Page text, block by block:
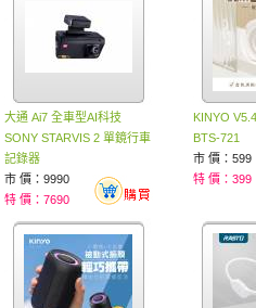
大通 Ai7 全車型AI科技
SONY STARVIS 2 單鏡行車
記錄器
市 價：9990
特 價：7690
KINYO
BTS-721
市 價：599
特 價：399